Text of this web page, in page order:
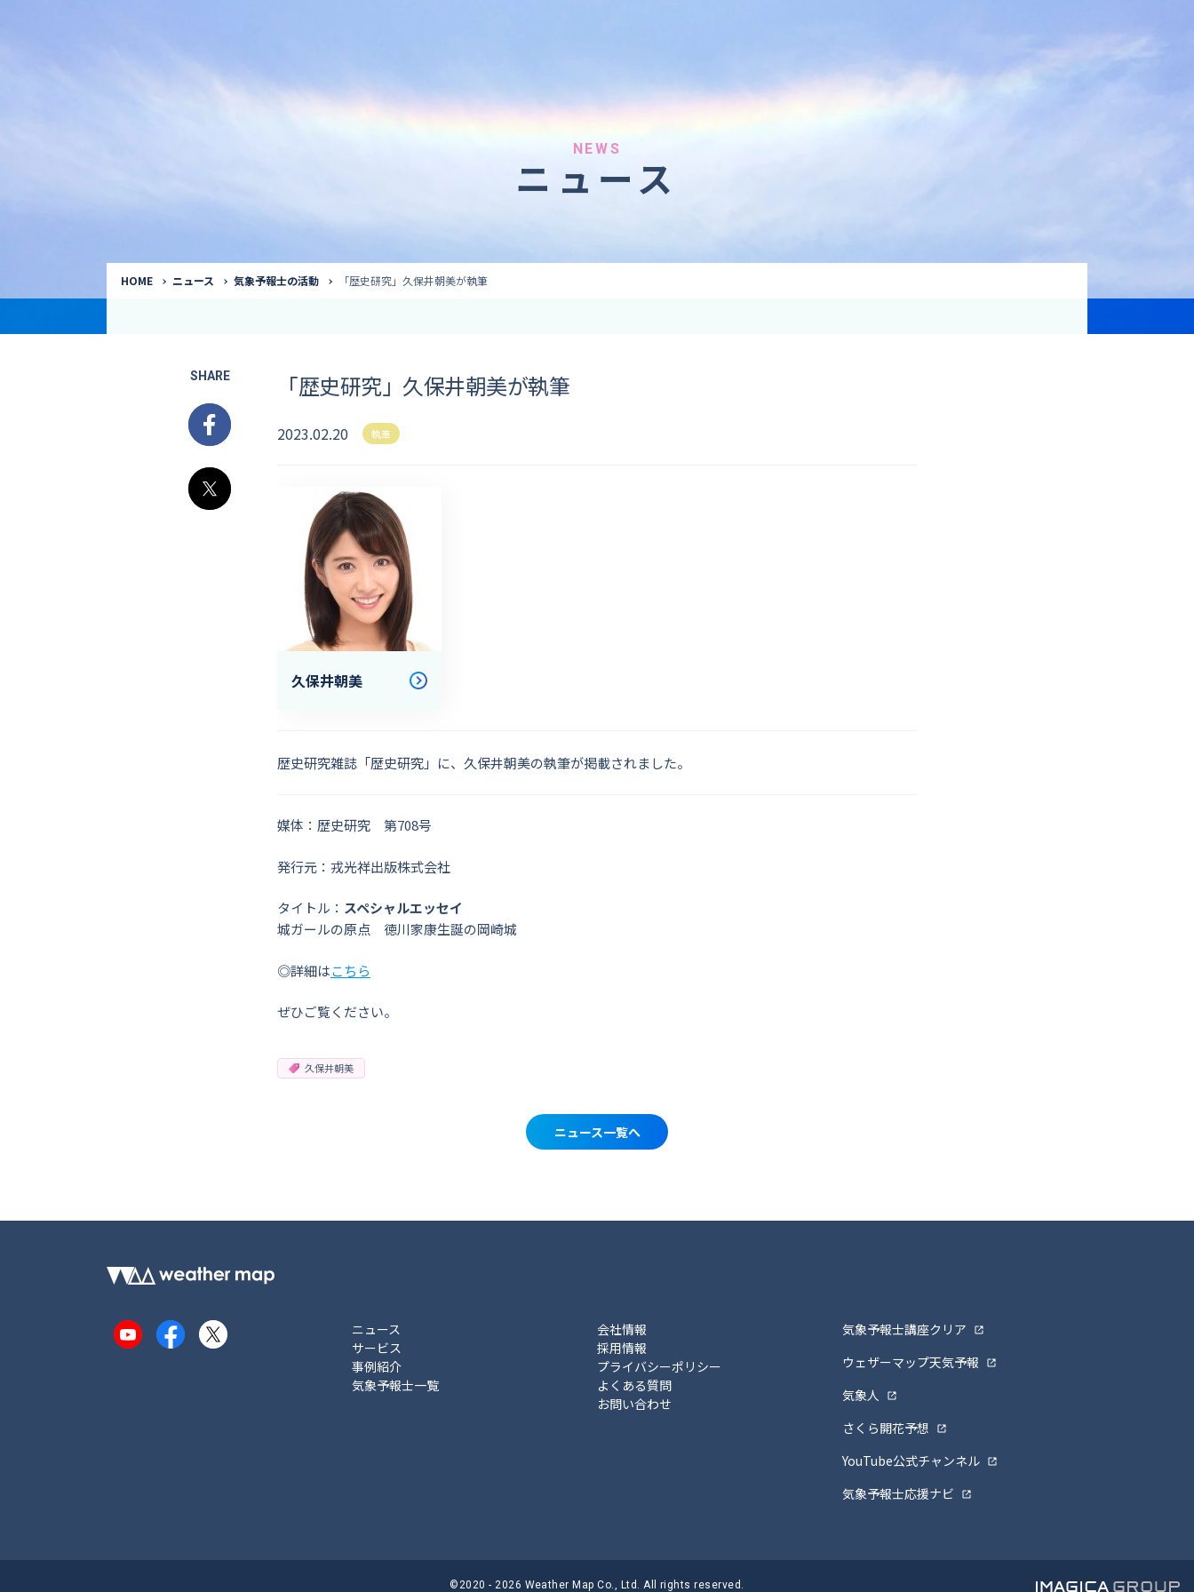
番組サポート / 予報原稿作成
コンテンツ提供
その他の情報提供
気象予報士講座について
NEWS
ニュース
HOME ニュース 気象予報士の活動 「歴史研究」久保井朝美が執筆
SHARE
Facebook
X
「歴史研究」久保井朝美が執筆
2023.02.20 執筆
久保井朝美
歴史研究雑誌「歴史研究」に、久保井朝美の執筆が掲載されました。
媒体： 歴史研究 第708号
発行元：戎光祥出版株式会社
タイトル： スペシャルエッセイ
城ガールの原点 徳川家康生誕の岡崎城
◎詳細はこちら
ぜひご覧ください。
久保井朝美
ニュース一覧へ
YouTubeFacebook
X
ニュース
サービス
事例紹介
気象予報士一覧
会社情報
採用情報
プライバシーポリシー
よくある質問
お問い合わせ
気象予報士講座クリア
ウェザーマップ天気予報
気象人
さくら開花予想
YouTube公式チャンネル
気象予報士応援ナビ
©2020 - 2026 Weather Map Co., Ltd. All rights reserved.